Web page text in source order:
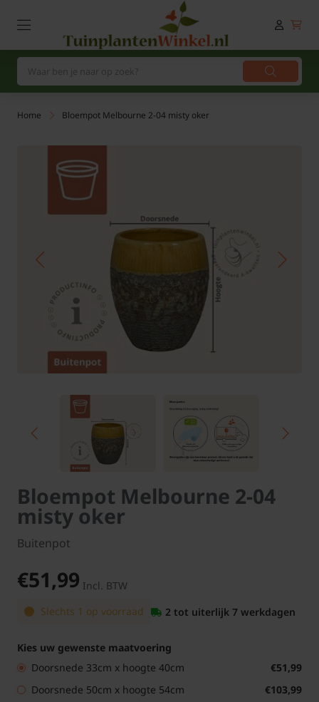
Home Bloempot Melbourne 2-04 misty oker
Bloempot Melbourne 2-04
misty oker
Buitenpot
€51,99 Incl. BTW
Slechts 1 op voorraad
2 tot uiterlijk 7 werkdagen
Kies uw gewenste maatvoering
Doorsnede 33cm x hoogte 40cm
€51,99
Doorsnede 50cm x hoogte 54cm
€103,99